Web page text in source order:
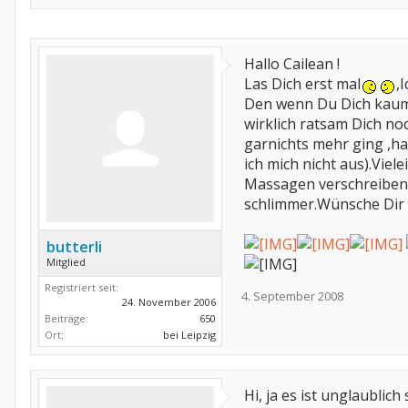
butterli
Mitglied
Registriert seit:
24. November 2006
Beiträge:
650
Ort:
bei Leipzig
Hallo Cailean !
Las Dich erst mal
Den wenn Du Dich
wirklich ratsam Dich
garnichts mehr ging
ich mich nicht
Massagen
schlimmer.Wünsche
4. September 2008
Hi, ja es ist unglaublich